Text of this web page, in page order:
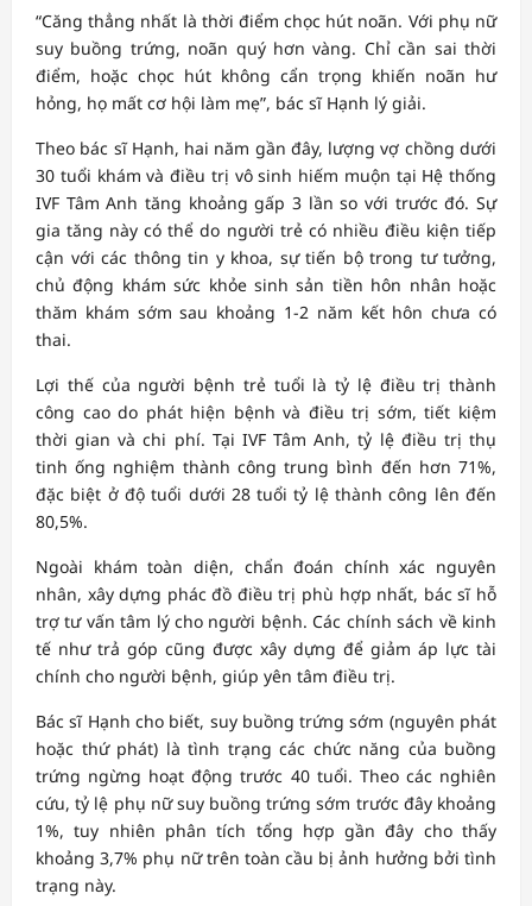
“Căng thẳng nhất là thời điểm chọc hút noãn. Với phụ nữ
suy buồng trứng, noãn quý hơn vàng. Chỉ cần sai thời
điểm, hoặc chọc hút không cẩn trọng khiến noãn hư
hỏng, họ mất cơ hội làm mẹ”, bác sĩ Hạnh lý giải.
Theo bác sĩ Hạnh, hai năm gần đây, lượng vợ chồng dưới
30 tuổi khám và điều trị vô sinh hiếm muộn tại Hệ thống
IVF Tâm Anh tăng khoảng gấp 3 lần so với trước đó. Sự
gia tăng này có thể do người trẻ có nhiều điều kiện tiếp
cận với các thông tin y khoa, sự tiến bộ trong tư tưởng,
chủ động khám sức khỏe sinh sản tiền hôn nhân hoặc
thăm khám sớm sau khoảng 1-2 năm kết hôn chưa có
thai.
Lợi thế của người bệnh trẻ tuổi là tỷ lệ điều trị thành
công cao do phát hiện bệnh và điều trị sớm, tiết kiệm
thời gian và chi phí. Tại IVF Tâm Anh, tỷ lệ điều trị thụ
tinh ống nghiệm thành công trung bình đến hơn 71%,
đặc biệt ở độ tuổi dưới 28 tuổi tỷ lệ thành công lên đến
80,5%.
Ngoài khám toàn diện, chẩn đoán chính xác nguyên
nhân, xây dựng phác đồ điều trị phù hợp nhất, bác sĩ hỗ
trợ tư vấn tâm lý cho người bệnh. Các chính sách về kinh
tế như trả góp cũng được xây dựng để giảm áp lực tài
chính cho người bệnh, giúp yên tâm điều trị.
Bác sĩ Hạnh cho biết, suy buồng trứng sớm (nguyên phát
hoặc thứ phát) là tình trạng các chức năng của buồng
trứng ngừng hoạt động trước 40 tuổi. Theo các nghiên
cứu, tỷ lệ phụ nữ suy buồng trứng sớm trước đây khoảng
1%, tuy nhiên phân tích tổng hợp gần đây cho thấy
khoảng 3,7% phụ nữ trên toàn cầu bị ảnh hưởng bởi tình
trạng này.